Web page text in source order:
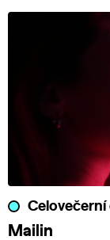
Mailin